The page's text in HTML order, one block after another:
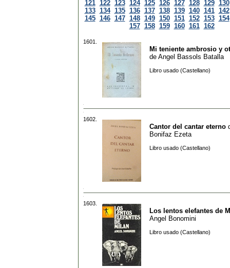
121 122 123 124 125 126 127 128 129 130
133 134 135 136 137 138 139 140 141 142
145 146 147 148 149 150 151 152 153 154
157 158 159 160 161 162
1601.
Mi teniente ambrosio y
de Angel Bassols Batalla
Libro usado (Castellano)
1602.
Cantor del cantar eterno
Bonifaz Ezeta
Libro usado (Castellano)
1603.
Los lentos elefantes de
Angel Bonomini
Libro usado (Castellano)